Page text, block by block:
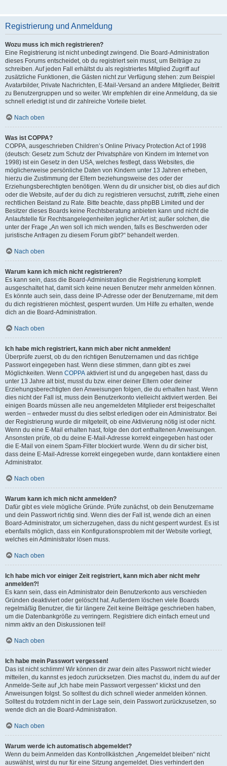
Registrierung und Anmeldung
Wozu muss ich mich registrieren?
Eine Registrierung ist nicht unbedingt zwingend. Die Board-Administration
dieses Forums entscheidet, ob du registriert sein musst, um Beiträge zu
schreiben. Auf jeden Fall erhältst du als registriertes Mitglied Zugriff auf
zusätzliche Funktionen, die Gästen nicht zur Verfügung stehen: zum Beispiel
Avatarbilder, Private Nachrichten, E-Mail-Versand an andere Mitglieder, Beitritt
zu Benutzergruppen und so weiter. Wir empfehlen dir eine Anmeldung, da sie
schnell erledigt ist und dir zahlreiche Vorteile bietet.
Nach oben
Was ist COPPA?
COPPA, ausgeschrieben Children’s Online Privacy Protection Act of 1998
(deutsch: Gesetz zum Schutz der Privatsphäre von Kindern im Internet von
1998) ist ein Gesetz in den USA, welches festlegt, dass Websites, die
möglicherweise persönliche Daten von Kindern unter 13 Jahren erheben,
hierzu die Zustimmung der Eltern beziehungsweise des oder der
Erziehungsberechtigten benötigen. Wenn du dir unsicher bist, ob dies auf dich
oder die Website, auf der du dich zu registrieren versuchst, zutrifft, ziehe einen
rechtlichen Beistand zu Rate. Bitte beachte, dass phpBB Limited und der
Besitzer dieses Boards keine Rechtsberatung anbieten kann und nicht die
Anlaufstelle für Rechtsangelegenheiten jeglicher Art ist; außer solchen, die
unter der Frage „An wen soll ich mich wenden, falls es Beschwerden oder
juristische Anfragen zu diesem Forum gibt?“ behandelt werden.
Nach oben
Warum kann ich mich nicht registrieren?
Es kann sein, dass die Board-Administration die Registrierung komplett
ausgeschaltet hat, damit sich keine neuen Benutzer mehr anmelden können.
Es könnte auch sein, dass deine IP-Adresse oder der Benutzername, mit dem
du dich registrieren möchtest, gesperrt wurden. Um Hilfe zu erhalten, wende
dich an die Board-Administration.
Nach oben
Ich habe mich registriert, kann mich aber nicht anmelden!
Überprüfe zuerst, ob du den richtigen Benutzernamen und das richtige
Passwort eingegeben hast. Wenn diese stimmen, dann gibt es zwei
Möglichkeiten. Wenn COPPA aktiviert ist und du angegeben hast, dass du
unter 13 Jahre alt bist, musst du bzw. einer deiner Eltern oder deiner
Erziehungsberechtigten den Anweisungen folgen, die du erhalten hast. Wenn
dies nicht der Fall ist, muss dein Benutzerkonto vielleicht aktiviert werden. Bei
einigen Boards müssen alle neu angemeldeten Mitglieder erst freigeschaltet
werden – entweder musst du dies selbst erledigen oder ein Administrator. Bei
der Registrierung wurde dir mitgeteilt, ob eine Aktivierung nötig ist oder nicht.
Wenn du eine E-Mail erhalten hast, folge den dort enthaltenen Anweisungen.
Ansonsten prüfe, ob du deine E-Mail-Adresse korrekt eingegeben hast oder
die E-Mail von einem Spam-Filter blockiert wurde. Wenn du dir sicher bist,
dass deine E-Mail-Adresse korrekt eingegeben wurde, dann kontaktiere einen
Administrator.
Nach oben
Warum kann ich mich nicht anmelden?
Dafür gibt es viele mögliche Gründe. Prüfe zunächst, ob dein Benutzername
und dein Passwort richtig sind. Wenn dies der Fall ist, wende dich an einen
Board-Administrator, um sicherzugehen, dass du nicht gesperrt wurdest. Es ist
ebenfalls möglich, dass ein Konfigurationsproblem mit der Website vorliegt,
welches ein Administrator lösen muss.
Nach oben
Ich habe mich vor einiger Zeit registriert, kann mich aber nicht mehr
anmelden?!
Es kann sein, dass ein Administrator dein Benutzerkonto aus verschieden
Gründen deaktiviert oder gelöscht hat. Außerdem löschen viele Boards
regelmäßig Benutzer, die für längere Zeit keine Beiträge geschrieben haben,
um die Datenbankgröße zu verringern. Registriere dich einfach erneut und
nimm aktiv an den Diskussionen teil!
Nach oben
Ich habe mein Passwort vergessen!
Das ist nicht schlimm! Wir können dir zwar dein altes Passwort nicht wieder
mitteilen, du kannst es jedoch zurücksetzen. Dies machst du, indem du auf der
Anmelde-Seite auf „Ich habe mein Passwort vergessen“ klickst und den
Anweisungen folgst. So solltest du dich schnell wieder anmelden können.
Solltest du trotzdem nicht in der Lage sein, dein Passwort zurückzusetzen, so
wende dich an die Board-Administration.
Nach oben
Warum werde ich automatisch abgemeldet?
Wenn du beim Anmelden das Kontrollkästchen „Angemeldet bleiben“ nicht
auswählst, wirst du nur für eine Sitzung angemeldet. Dies verhindert den